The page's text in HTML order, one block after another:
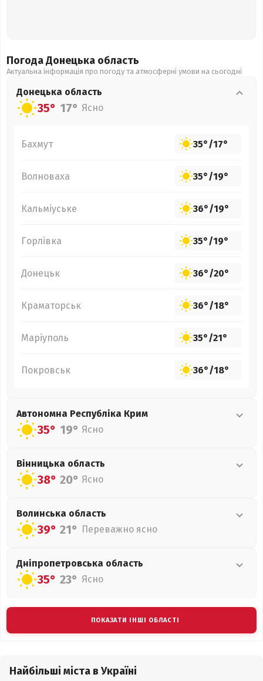
Погода Донецька область
Актуальна інформація про погоду та атмосферні умови на сьогодні
Донецька область
35° 17° Ясно
Бахмут 35°/17°
Волноваха 35°/19°
Кальміуське 36°/19°
Горлівка 35°/19°
Донецьк 36°/20°
Краматорськ 36°/18°
Маріуполь 35°/21°
Покровськ 36°/18°
Автономна Республіка Крим
35° 19° Ясно
Вінницька область
38° 20° Ясно
Волинська область
39° 21° Переважно ясно
Дніпропетровська область
35° 23° Ясно
ПОКАЗАТИ ІНШІ ОБЛАСТІ
Найбільші міста в Україні